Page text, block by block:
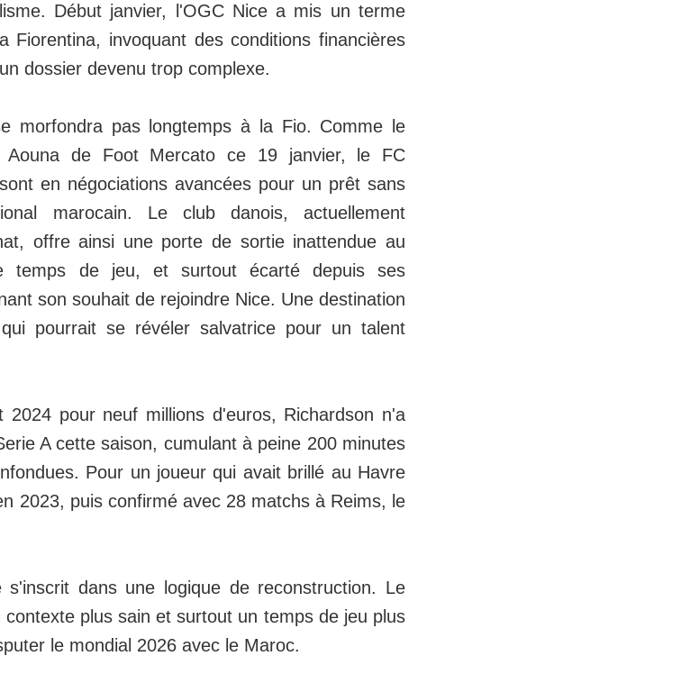
Début janvier, l'OGC Nice a mis un terme
Fiorentina, invoquant des conditions financières
dossier devenu trop complexe.
morfondra pas longtemps à la Fio. Comme le
Aouna de Foot Mercato ce 19 janvier, le FC
en négociations avancées pour un prêt sans
marocain. Le club danois, actuellement
offre ainsi une porte de sortie inattendue au
temps de jeu, et surtout écarté depuis ses
son souhait de rejoindre Nice. Une destination
pourrait se révéler salvatrice pour un talent
pour neuf millions d'euros, Richardson n'a
A cette saison, cumulant à peine 200 minutes
Pour un joueur qui avait brillé au Havre
2023, puis confirmé avec 28 matchs à Reims, le
dans une logique de reconstruction. Le
plus sain et surtout un temps de jeu plus
le mondial 2026 avec le Maroc.